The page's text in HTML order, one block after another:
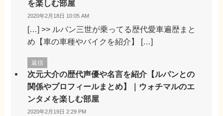
を楽しむ部屋
2020年2月18日 10:05 AM
[…] >> ルパン三世が乗ってる歴代愛車遍歴まと
め【車の車種やバイクを紹介】 […]
返信
次元大介の歴代声優や名言を紹介【ルパンとの
関係やプロフィールまとめ】｜ウォチマルのエ
ンタメを楽しむ部屋
2020年2月19日 2:29 PM